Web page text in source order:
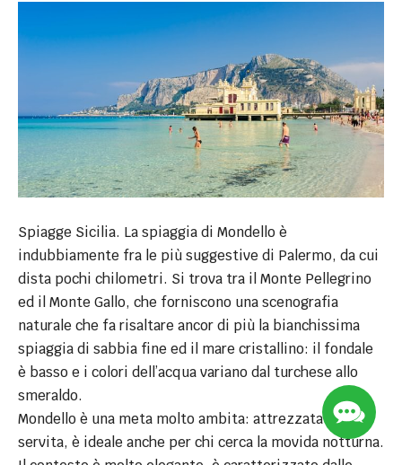
Spiagge Sicilia. La spiaggia di Mondello è
indubbiamente fra le più suggestive di Palermo, da cui
dista pochi chilometri. Si trova tra il Monte Pellegrino
ed il Monte Gallo, che forniscono una scenografia
naturale che fa risaltare ancor di più la bianchissima
spiaggia di sabbia fine ed il mare cristallino: il fondale
è basso e i colori dell’acqua variano dal turchese allo
smeraldo.
Mondello è una meta molto ambita: attrezzata e
servita, è ideale anche per chi cerca la movida notturna.
Contact